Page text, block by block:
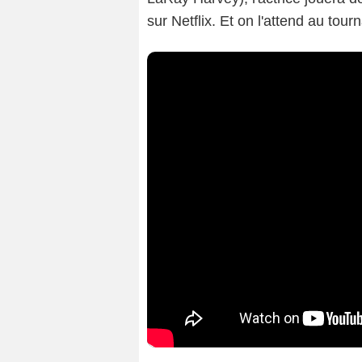
sur Netflix. Et on l'attend au